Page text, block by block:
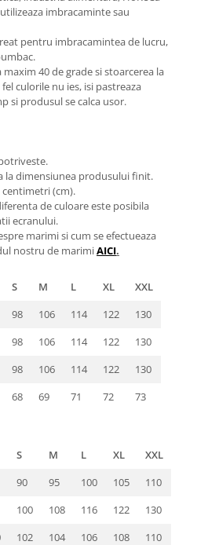
imbracaminte sau
pentru imbracamintea de lucru,
40 de grade si stoarcerea la
culorile nu ies, isi pastreaza
si produsul se calca usor.
la dimensiunea produsului finit.
(cm).
de culoare este posibila
ecranului.
marimi si cum se efectueaza
nostru de marimiAICI.
S M L XL
XXL
98 106 114 122
130
98 106 114 122
130
98 106 114 122
130
68 69 71 72 73
S M L XL
XXL
90 95 100 105
110
100 108 116 122
130
102 104 106 108 110